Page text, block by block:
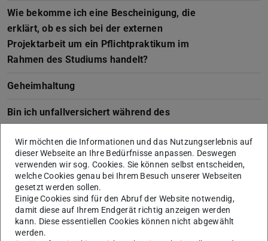
Wie bekomme ich eine Bescheinigung, die
erklärt, ob es sich bei der externen
Projektarbeit um ein Pflichtpraktikum im
Rahmen des Studiums handelt?
Geheimhaltung
Bin ich unfallversichert während des
Praktikums?
Die Firma benötigt einen von der Hochschule
unterschriebenen Vertrag. An wem wende ich
mich?
Auslandspraktikum
Wir möchten die Informationen und das Nutzungserlebnis auf
dieser Webseite an Ihre Bedürfnisse anpassen. Deswegen
verwenden wir sog. Cookies. Sie können selbst entscheiden,
welche Cookies genau bei Ihrem Besuch unserer Webseiten
gesetzt werden sollen.
Einige Cookies sind für den Abruf der Website notwendig,
damit diese auf Ihrem Endgerät richtig anzeigen werden
kann. Diese essentiellen Cookies können nicht abgewählt
werden.